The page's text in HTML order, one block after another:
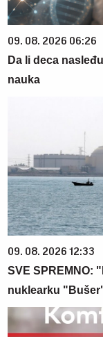
09. 08. 2026 06:26
Da li deca
nauka
09. 08. 2026 12:33
SVE SPREMNO:
nuklearku